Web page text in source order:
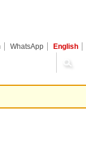
WhatsApp English